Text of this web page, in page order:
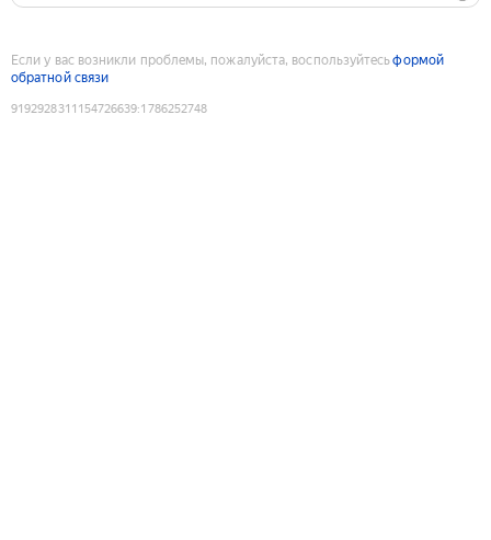
Если у вас возникли проблемы, пожалуйста, воспользуйтесьформой
обратной связи
9192928311154726639:1786252748